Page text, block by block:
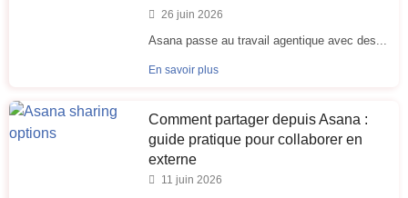
26 juin 2026
Asana passe au travail agentique avec des...
En savoir plus
Comment partager depuis Asana :
guide pratique pour collaborer en
externe
11 juin 2026